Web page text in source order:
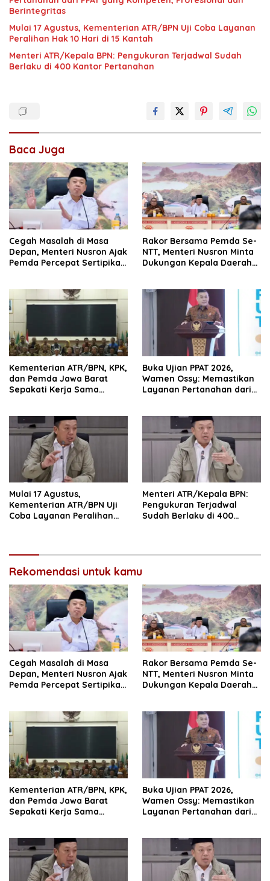
Berintegritas
Mulai 17 Agustus, Kementerian ATR/BPN Uji Coba Layanan
Peralihan Hak 10 Hari di 15 Kantah
Menteri ATR/Kepala BPN: Pengukuran Terjadwal Sudah
Berlaku di 400 Kantor Pertanahan
Baca Juga
Cegah Masalah di Masa
Depan, Menteri Nusron Ajak
Pemda Percepat Sertipikasi
Rakor Bersama Pemda Se-
NTT, Menteri Nusron Minta
Dukungan Kepala Daerah
Kementerian ATR/BPN, KPK,
dan Pemda Jawa Barat
Sepakati Kerja Sama
Ekonomi Daerah
Buka Ujian PPAT 2026,
Wamen Ossy: Memastikan
Layanan Pertanahan dari
Berintegritas
Mulai 17 Agustus,
Kementerian ATR/BPN Uji
Coba Layanan Peralihan
Menteri ATR/Kepala BPN:
Pengukuran Terjadwal
Sudah Berlaku di 400
Rekomendasi untuk kamu
Cegah Masalah di Masa
Depan, Menteri Nusron Ajak
Pemda Percepat Sertipikasi
Rakor Bersama Pemda Se-
NTT, Menteri Nusron Minta
Dukungan Kepala Daerah
Kementerian ATR/BPN, KPK,
dan Pemda Jawa Barat
Sepakati Kerja Sama
Ekonomi Daerah
Buka Ujian PPAT 2026,
Wamen Ossy: Memastikan
Layanan Pertanahan dari
Berintegritas